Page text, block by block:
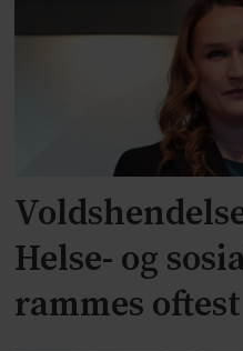
Helse- og
rammes oftest